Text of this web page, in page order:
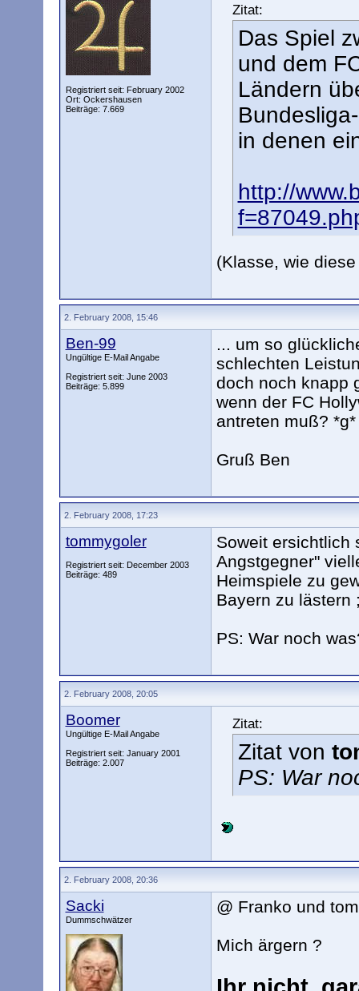
Registriert seit: February 2002
Ort: Ockershausen
Beiträge: 7.669
Zitat:
Das Spiel
und dem
Ländern
in denen
http://
(Klasse, wie
2. February 2008, 15:46
Ben-99
Ungültige E-Mail Angabe
Registriert seit: June 2003
Beiträge: 5.899
... um so
schlechten
doch noch knapp
wenn der FC
antreten muß? *g*
Gruß Ben
2. February 2008, 17:23
tommygoler
Registriert seit: December 2003
Beiträge: 489
Soweit ersichtlich
Angstgegner"
Heimspiele zu
Bayern zu lästern
PS: War noch
2. February 2008, 20:05
Boomer
Ungültige E-Mail Angabe
Registriert seit: January 2001
Beiträge: 2.007
Zitat:
Zitat von
PS: War
2. February 2008, 20:36
Sacki
Dummschwätzer
@ Franko und
Mich ärgern ?